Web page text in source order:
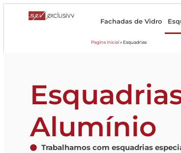
Fachadas de Vidro
Pagina Inicial» Esquadrias
Alumínio
Trabalhamos com esquadrias